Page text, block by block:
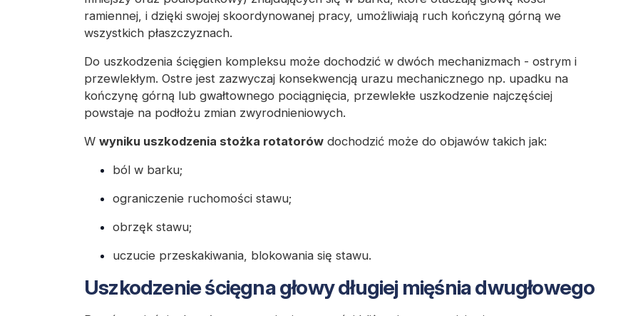
ramiennej, i dzięki swojej skoordynowanej pracy, umożliwiają ruch kończyną górną we
wszystkich płaszczyznach.
Do uszkodzenia ścięgien kompleksu może dochodzić w dwóch mechanizmach - ostrym i
przewlekłym. Ostre jest zazwyczaj konsekwencją urazu mechanicznego np. upadku na
kończynę górną lub gwałtownego pociągnięcia, przewlekłe uszkodzenie najczęściej
powstaje na podłożu zmian zwyrodnieniowych.
W wyniku uszkodzenia stożka rotatorów dochodzić może do objawów takich jak:
ból w barku;
ograniczenie ruchomości stawu;
obrzęk stawu;
uczucie przeskakiwania, blokowania się stawu.
Uszkodzenie ścięgna głowy długiej mięśnia dwugłowego